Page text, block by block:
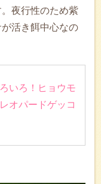
夜行性のため紫
活き餌中心なの
いろ！ヒョウモ
オパードゲッコ